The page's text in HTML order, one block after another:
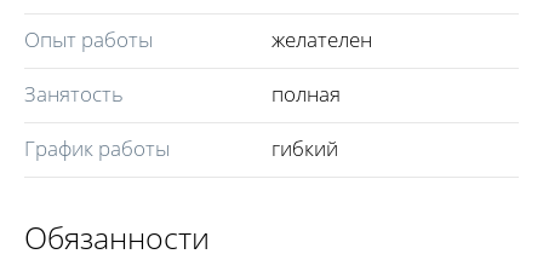
Опыт работы
желателен
Занятость
полная
График работы
гибкий
Обязанности